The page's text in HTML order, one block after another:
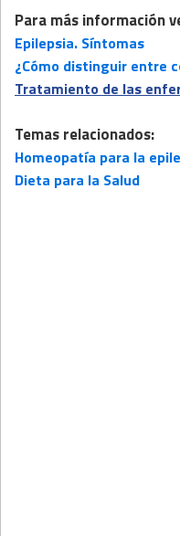
Para más información
Epilepsia. Síntomas
¿Cómo distinguir entre
Tratamiento de las
Temas relacionados:
Homeopatía para la
Dieta para la Salud